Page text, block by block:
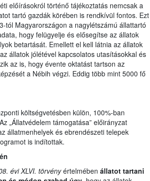
előírásokról történő tájékoztatás nemcsak a
tartó gazdák körében is rendkívül fontos. Ezt
tól Magyarországon a nagylétszámú állattartó
hogy felügyelje és elősegítse az állatok
betartását. Emellett el kell látnia az állatok
állatok jólétével kapcsolatos utasításokkal és
az is, hogy évente oktatást tartson az
a Nébih végzi. Eddig több mint 5000 fő
költségvetésben külön, 100%-ban
„Állatvédelem támogatása” előirányzat
állatmenhelyek és ebrendészeti telepek
is indítottak.
évi XLVI. törvényértelmében állatot tartani